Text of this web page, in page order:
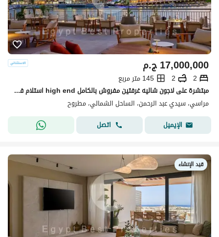
ج.م17,000,000
2
2
145 متر مربع
مبتشرة على لاجون شاليه غرفتين مفروش بالكامل high end استلام فوري للبيع بأقل سعر في مراسي اعمار الساحل الشمالي
مراسي، سيدي عبد الرحمن، الساحل الشمالي، مطروح
الإيميل
اتصل
قيد الإنشاء